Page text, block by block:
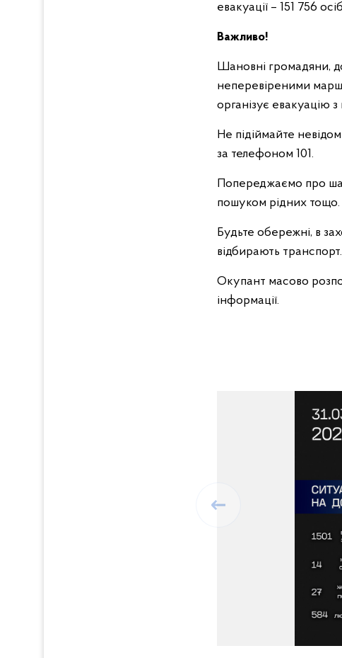
евакуації – 151 756
Важливо!
Шановні громадяни,
неперевіреними
організує евакуацію
Не підіймайте
за телефоном 101.
Попереджаємо про
пошуком рідних
Будьте обережні, в
відбирають транспорт.
Окупант масово
інформації.